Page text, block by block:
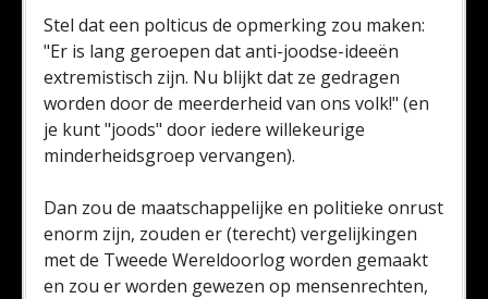
Stel dat een polticus de opmerking zou maken:
"Er is lang geroepen dat anti-joodse-ideeën
extremistisch zijn. Nu blijkt dat ze gedragen
worden door de meerderheid van ons volk!" (en
je kunt "joods" door iedere willekeurige
minderheidsgroep vervangen).
Dan zou de maatschappelijke en politieke onrust
enorm zijn, zouden er (terecht) vergelijkingen
met de Tweede Wereldoorlog worden gemaakt
en zou er worden gewezen op mensenrechten,